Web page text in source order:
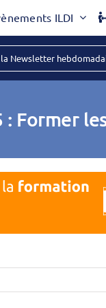
ILDI
Newsletter
Former